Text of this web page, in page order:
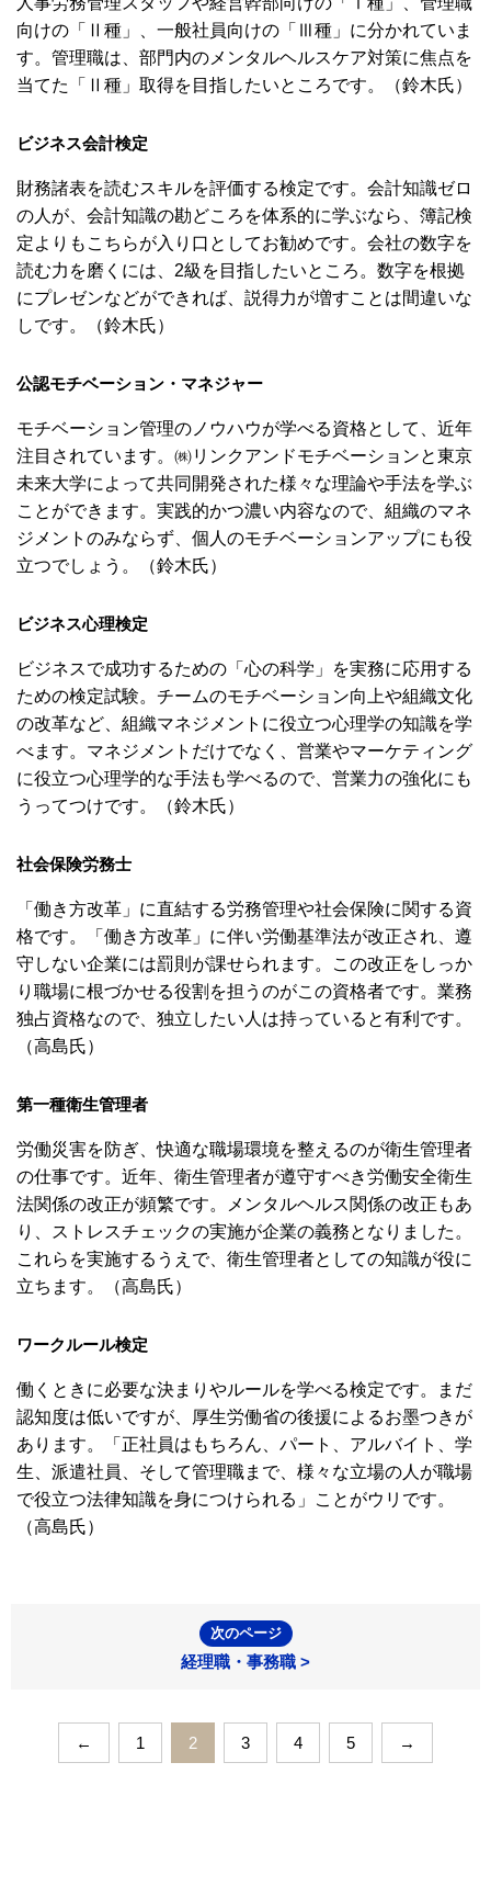
向けの「Ⅱ種」、一般社員向けの「Ⅲ種」に分かれていま
す。管理職は、部門内のメンタルヘルスケア対策に焦点を
当てた「Ⅱ種」取得を目指したいところです。（鈴木氏）
ビジネス会計検定
財務諸表を読むスキルを評価する検定です。会計知識ゼロ
の人が、会計知識の勘どころを体系的に学ぶなら、簿記検
定よりもこちらが入り口としてお勧めです。会社の数字を
読む力を磨くには、2級を目指したいところ。数字を根拠
にプレゼンなどができれば、説得力が増すことは間違いな
しです。（鈴木氏）
公認モチベーション・マネジャー
モチベーション管理のノウハウが学べる資格として、近年
注目されています。㈱リンクアンドモチベーションと東京
未来大学によって共同開発された様々な理論や手法を学ぶ
ことができます。実践的かつ濃い内容なので、組織のマネ
ジメントのみならず、個人のモチベーションアップにも役
立つでしょう。（鈴木氏）
ビジネス心理検定
ビジネスで成功するための「心の科学」を実務に応用する
ための検定試験。チームのモチベーション向上や組織文化
の改革など、組織マネジメントに役立つ心理学の知識を学
べます。マネジメントだけでなく、営業やマーケティング
に役立つ心理学的な手法も学べるので、営業力の強化にも
うってつけです。（鈴木氏）
社会保険労務士
「働き方改革」に直結する労務管理や社会保険に関する資
格です。「働き方改革」に伴い労働基準法が改正され、遵
守しない企業には罰則が課せられます。この改正をしっか
り職場に根づかせる役割を担うのがこの資格者です。業務
独占資格なので、独立したい人は持っていると有利です。
（高島氏）
第一種衛生管理者
労働災害を防ぎ、快適な職場環境を整えるのが衛生管理者
の仕事です。近年、衛生管理者が遵守すべき労働安全衛生
法関係の改正が頻繁です。メンタルヘルス関係の改正もあ
り、ストレスチェックの実施が企業の義務となりました。
これらを実施するうえで、衛生管理者としての知識が役に
立ちます。（高島氏）
ワークルール検定
働くときに必要な決まりやルールを学べる検定です。まだ
認知度は低いですが、厚生労働省の後援によるお墨つきが
あります。「正社員はもちろん、パート、アルバイト、学
生、派遣社員、そして管理職まで、様々な立場の人が職場
で役立つ法律知識を身につけられる」ことがウリです。
（高島氏）
次のページ
経理職・事務職 >
← 1 2 3 4 5 →